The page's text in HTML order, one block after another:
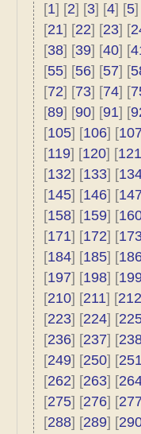
[1] [2] [3] [4] [5]
[21] [22] [23] [
[38] [39] [40] [
[55] [56] [57] [
[72] [73] [74] [
[89] [90] [91] [
[105] [106] [
[119] [120] [121
[132] [133] [
[145] [146] [
[158] [159] [
[171] [172] [
[184] [185] [
[197] [198] [
[210] [211] [212
[223] [224] [
[236] [237] [
[249] [250] [
[262] [263] [
[275] [276] [
[288] [289] [